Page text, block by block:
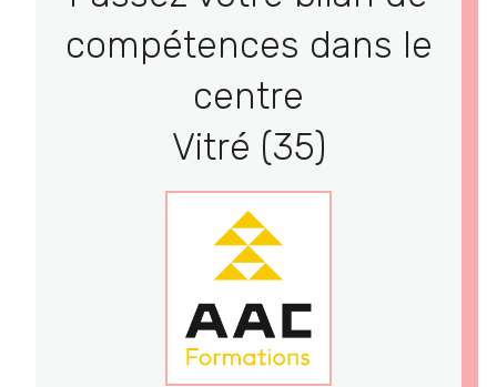
compétences dans le
centre
Vitré (35)